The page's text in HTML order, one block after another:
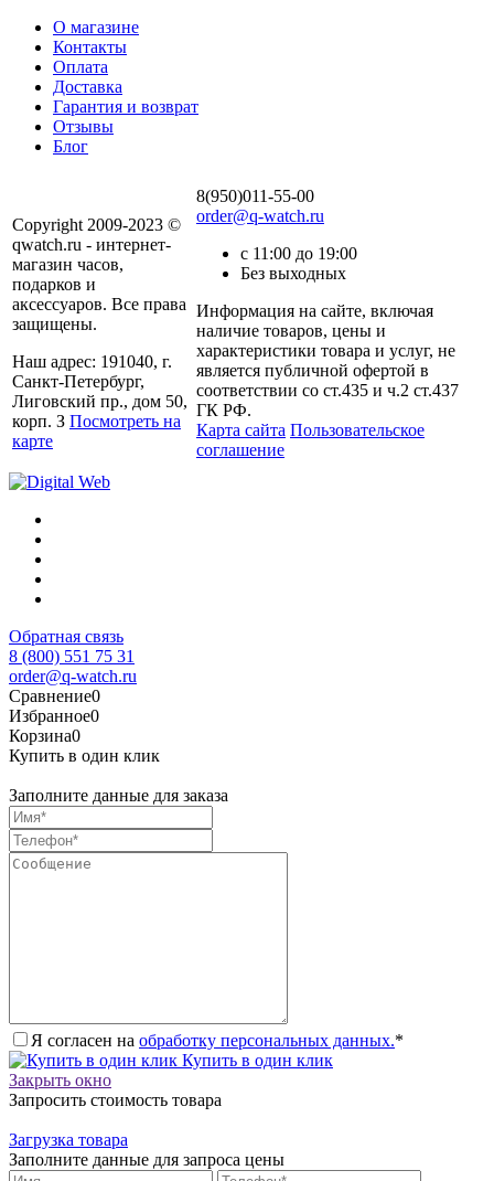
О магазине
Контакты
Оплата
Доставка
Гарантия и возврат
Отзывы
Блог
Copyright 2009-2023 ©
qwatch.ru - интернет-
магазин часов,
подарков и
аксессуаров. Все права
защищены.
Наш адрес: 191040, г.
Санкт-Петербург,
Лиговский пр., дом 50,
корп. З Посмотреть на
карте
8(950)011-55-00
order@q-watch.ru
с 11:00 до 19:00
Без выходных
Информация на сайте, включая
наличие товаров, цены и
характеристики товара и услуг, не
является публичной офертой в
соответствии со ст.435 и ч.2 ст.437
ГК РФ.
Карта сайта Пользовательское
соглашение
Обратная связь
8 (800) 551 75 31
order@q-watch.ru
Сравнение0
Избранное0
Корзина0
Купить в один клик
Заполните данные для заказа
Я согласен на обработку персональных данных.*
Купить в один клик
Закрыть окно
Запросить стоимость товара
Загрузка товара
Заполните данные для запроса цены